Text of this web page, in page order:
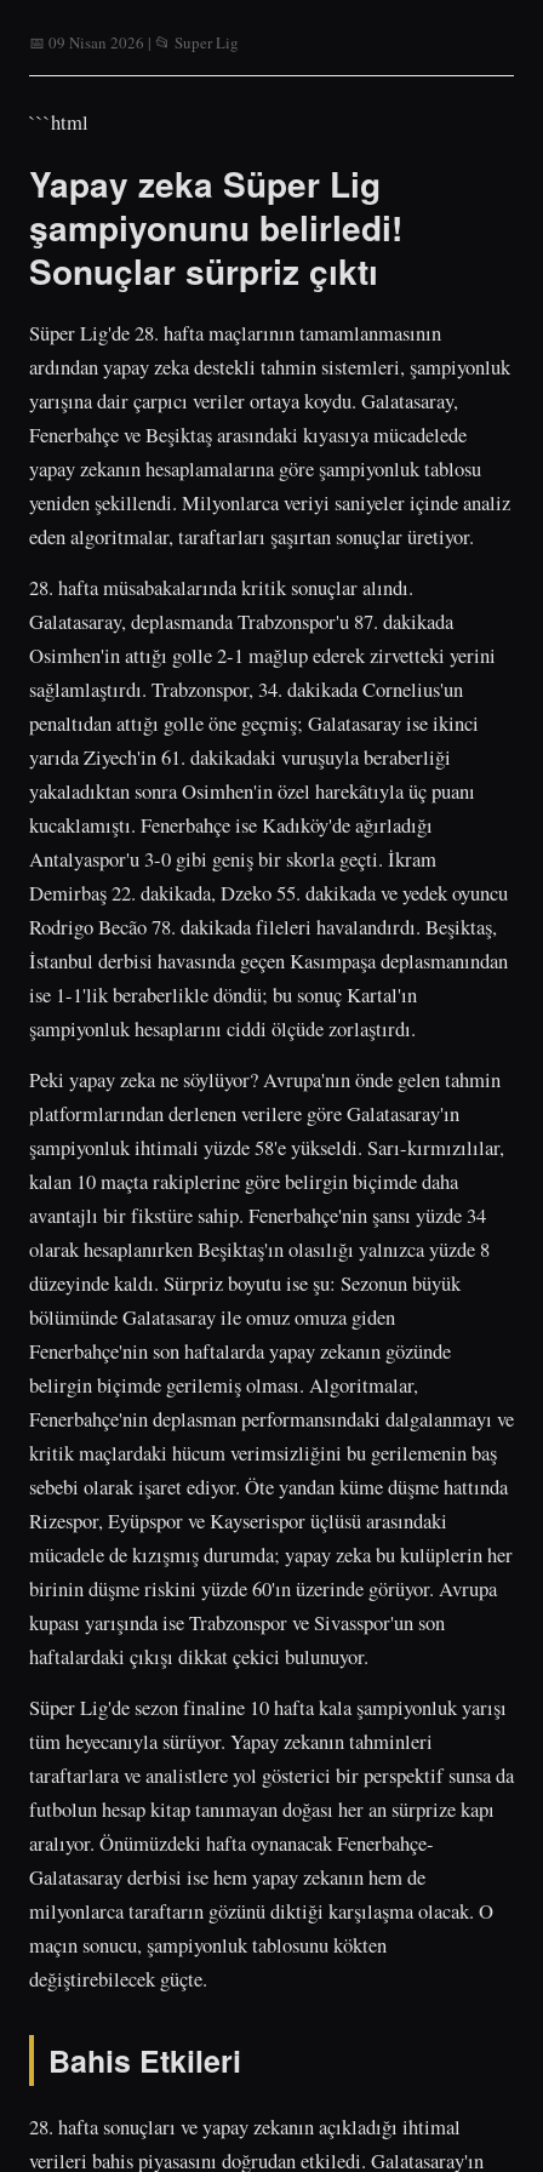
📅 09 Nisan 2026 | 📂 Super Lig
```html
Yapay zeka Süper Lig
şampiyonunu belirledi!
Sonuçlar sürpriz çıktı
Süper Lig'de 28. hafta maçlarının tamamlanmasının
ardından yapay zeka destekli tahmin sistemleri, şampiyonluk
yarışına dair çarpıcı veriler ortaya koydu. Galatasaray,
Fenerbahçe ve Beşiktaş arasındaki kıyasıya mücadelede
yapay zekanın hesaplamalarına göre şampiyonluk tablosu
yeniden şekillendi. Milyonlarca veriyi saniyeler içinde analiz
eden algoritmalar, taraftarları şaşırtan sonuçlar üretiyor.
28. hafta müsabakalarında kritik sonuçlar alındı.
Galatasaray, deplasmanda Trabzonspor'u 87. dakikada
Osimhen'in attığı golle 2-1 mağlup ederek zirvetteki yerini
sağlamlaştırdı. Trabzonspor, 34. dakikada Cornelius'un
penaltıdan attığı golle öne geçmiş; Galatasaray ise ikinci
yarıda Ziyech'in 61. dakikadaki vuruşuyla beraberliği
yakaladıktan sonra Osimhen'in özel harekâtıyla üç puanı
kucaklamıştı. Fenerbahçe ise Kadıköy'de ağırladığı
Antalyaspor'u 3-0 gibi geniş bir skorla geçti. İkram
Demirbaş 22. dakikada, Dzeko 55. dakikada ve yedek oyuncu
Rodrigo Becão 78. dakikada fileleri havalandırdı. Beşiktaş,
İstanbul derbisi havasında geçen Kasımpaşa deplasmanından
ise 1-1'lik beraberlikle döndü; bu sonuç Kartal'ın
şampiyonluk hesaplarını ciddi ölçüde zorlaştırdı.
Peki yapay zeka ne söylüyor? Avrupa'nın önde gelen tahmin
platformlarından derlenen verilere göre Galatasaray'ın
şampiyonluk ihtimali yüzde 58'e yükseldi. Sarı-kırmızılılar,
kalan 10 maçta rakiplerine göre belirgin biçimde daha
avantajlı bir fikstüre sahip. Fenerbahçe'nin şansı yüzde 34
olarak hesaplanırken Beşiktaş'ın olasılığı yalnızca yüzde 8
düzeyinde kaldı. Sürpriz boyutu ise şu: Sezonun büyük
bölümünde Galatasaray ile omuz omuza giden
Fenerbahçe'nin son haftalarda yapay zekanın gözünde
belirgin biçimde gerilemiş olması. Algoritmalar,
Fenerbahçe'nin deplasman performansındaki dalgalanmayı ve
kritik maçlardaki hücum verimsizliğini bu gerilemenin baş
sebebi olarak işaret ediyor. Öte yandan küme düşme hattında
Rizespor, Eyüpspor ve Kayserispor üçlüsü arasındaki
mücadele de kızışmış durumda; yapay zeka bu kulüplerin her
birinin düşme riskini yüzde 60'ın üzerinde görüyor. Avrupa
kupası yarışında ise Trabzonspor ve Sivasspor'un son
haftalardaki çıkışı dikkat çekici bulunuyor.
Süper Lig'de sezon finaline 10 hafta kala şampiyonluk yarışı
tüm heyecanıyla sürüyor. Yapay zekanın tahminleri
taraftarlara ve analistlere yol gösterici bir perspektif sunsa da
futbolun hesap kitap tanımayan doğası her an sürprize kapı
aralıyor. Önümüzdeki hafta oynanacak Fenerbahçe-
Galatasaray derbisi ise hem yapay zekanın hem de
milyonlarca taraftarın gözünü diktiği karşılaşma olacak. O
maçın sonucu, şampiyonluk tablosunu kökten
değiştirebilecek güçte.
Bahis Etkileri
28. hafta sonuçları ve yapay zekanın açıkladığı ihtimal
verileri bahis piyasasını doğrudan etkiledi. Galatasaray'ın